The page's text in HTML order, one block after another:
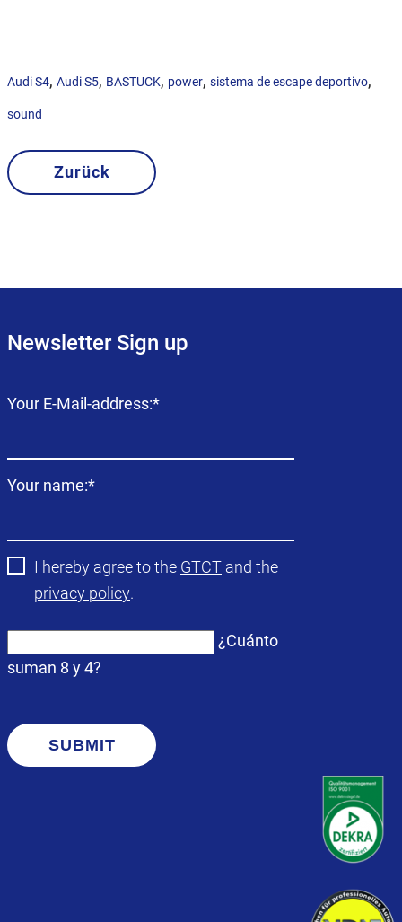
Audi S4, Audi S5, BASTUCK, power, sistema de escape deportivo,
sound
Zurück
Newsletter Sign up
Campo
Your E-Mail-address:*
Campo
Your name:*
I hereby agree to the GTCT and the
privacy policy.
¿Cuánto
suman 8 y 4?
SUBMIT